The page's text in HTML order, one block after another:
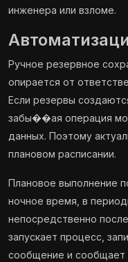
инженера или взломе.
Ручное резервное
опирается от
Если резервы
забы��ая операция
данных. Поэтому
плановом расписании.
Плановое выполнение
ночное время, в
непосредственно
запускает процесс,
сообщение и сообщает